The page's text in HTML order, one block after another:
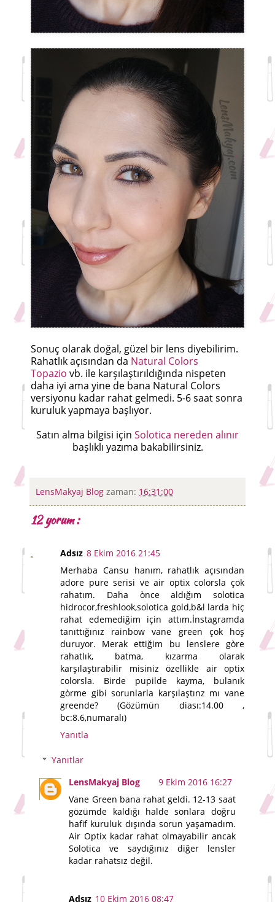
Sonuç olarak doğal, güzel bir lens diyebilirim.
Rahatlık açısından da Natural Colors
Topazio vb. ile karşılaştırıldığında nispeten
daha iyi ama yine de bana Natural Colors
versiyonu kadar rahat gelmedi. 5-6 saat sonra
kuruluk yapmaya başlıyor.
Satın alma bilgisi için Solotica nereden alınır
başlıklı yazıma bakabilirsiniz.
LensMakyaj Blog zaman: 16:31:00
12 yorum :
Adsız 8 Ekim 2016 21:45
Merhaba Cansu hanım, rahatlık açısından
adore pure serisi ve air optix colorsla çok
rahatım. Daha ònce aldığım solotica
hidrocor,freshlook,solotica gold,b&l larda hiç
rahat edemediğim için attım.İnstagramda
tanıttığınız rainbow vane green çok hoş
duruyor. Merak ettiğim bu lenslere gòre
rahatlık, batma, kızarma olarak
karşılaştırabilir misiniz özellikle air optix
colorsla. Birde pupilde kayma, bulanık
gòrme gibi sorunlarla karşılaştınz mı vane
greende? (Gözümün diası:14.00 ,
bc:8.6,numaralı)
Yanıtla
Yanıtlar
LensMakyaj Blog
9 Ekim 2016 16:27
Vane Green bana rahat geldi. 12-13 saat
gözümde kaldığı halde sonlara doğru
hafif kuruluk dışında sorun yaşamadım.
Air Optix kadar rahat olmayabilir ancak
Solotica ve saydığınız diğer lensler
kadar rahatsız değil.
Adsız 10 Ekim 2016 08:47